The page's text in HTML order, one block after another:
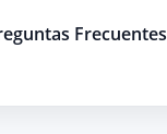
Frecuentes